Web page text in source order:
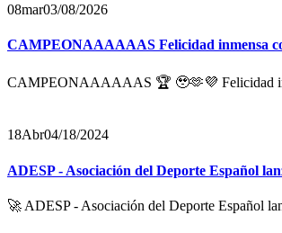
08mar03/08/2026
CAMPEONAAAAAAS Felicidad inmensa
CAMPEONAAAAAAS 🏆 🥹🫶💜 Felicidad
18Abr04/18/2024
ADESP - Asociación del Deporte Español
🚀 ADESP - Asociación del Deporte Español